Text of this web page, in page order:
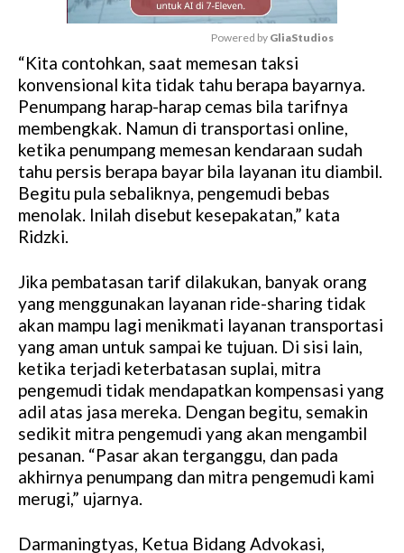
M
u
t
e
Powered by GliaStudios
“Kita contohkan, saat memesan taksi
konvensional kita tidak tahu berapa bayarnya.
Penumpang harap-harap cemas bila tarifnya
membengkak. Namun di transportasi online,
ketika penumpang memesan kendaraan sudah
tahu persis berapa bayar bila layanan itu diambil.
Begitu pula sebaliknya, pengemudi bebas
menolak. Inilah disebut kesepakatan,” kata
Ridzki.
Jika pembatasan tarif dilakukan, banyak orang
yang menggunakan layanan ride-sharing tidak
akan mampu lagi menikmati layanan transportasi
yang aman untuk sampai ke tujuan. Di sisi lain,
ketika terjadi keterbatasan suplai, mitra
pengemudi tidak mendapatkan kompensasi yang
adil atas jasa mereka. Dengan begitu, semakin
sedikit mitra pengemudi yang akan mengambil
pesanan. “Pasar akan terganggu, dan pada
akhirnya penumpang dan mitra pengemudi kami
merugi,” ujarnya.
Darmaningtyas, Ketua Bidang Advokasi,